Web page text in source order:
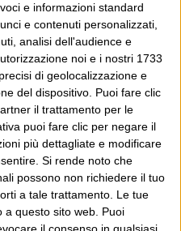
e informazioni standard
e contenuti personalizzati,
analisi dell'audience e
noi e i nostri 1733
di geolocalizzazione e
del dispositivo. Puoi fare clic
il trattamento per le
puoi fare clic per negare il
più dettagliate e modificare
Si rende noto che
possono non richiedere il tuo
a tale trattamento. Le tue
a questo sito web. Puoi
,Il Foglio
POST SUCCESSIVO
The summons